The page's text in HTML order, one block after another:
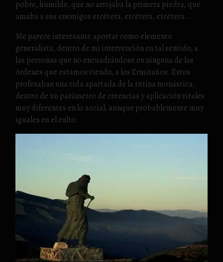
pobre, humilde, que no arrojaba la primera piedra, que
amaba a sus enemigos etcétera, etcétera, etcétera…
Me parece interesante aportar como elemento
generalista, dentro de mi intervención en tal sentido, a
las personas que no encuadrándose en ninguna de las
órdenes que estamos viendo, a los Ermitaños. Estos
profesaban una vida apartada de la rutina monástica,
dentro de un parámetro de creencias y aplicación vitales
muy diferentes en lo social, aunque probablemente muy
iguales en el culto.